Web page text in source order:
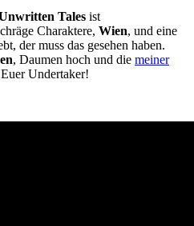
Tales ist
Charaktere, Wien, und eine
der muss das gesehen haben.
, Daumen hoch und die meiner
Undertaker!